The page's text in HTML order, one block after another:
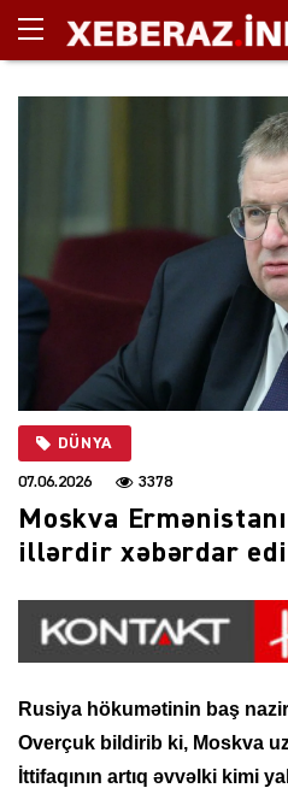
DÜNYA
07.06.2026 3378
Moskva
illərdir xəbərdar
Rusiya hökumətinin baş
Overçuk bildirib ki, Moskva
İttifaqının artıq əvvəlki kimi